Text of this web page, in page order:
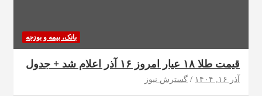
بانک، بیمه و بودجه
قیمت طلا ۱۸ عیار امروز ۱۶ آذر اعلام شد + جدول
آذر ۱۶, ۱۴۰۴ گسترش نیوز